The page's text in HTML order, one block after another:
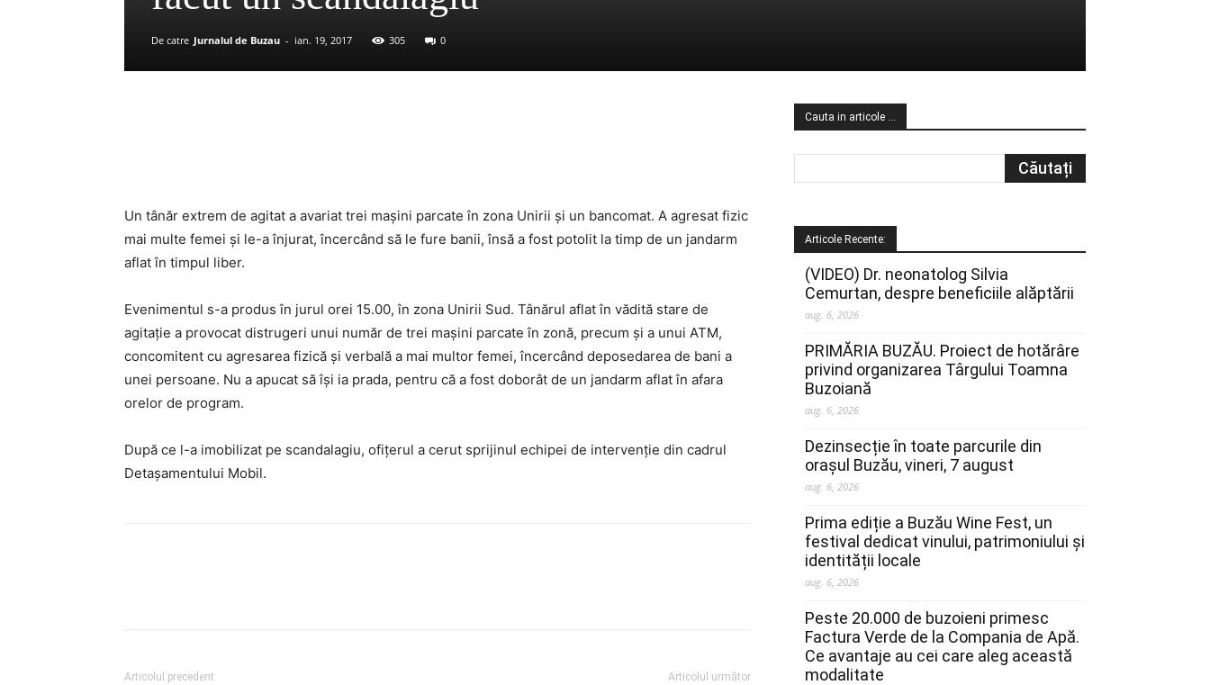
De catre Jurnalul de Buzau - ian. 19, 2017 305 0
Un tânăr extrem de agitat a avariat trei maşini parcate în zona Unirii și un bancomat. A agresat fizic
mai multe femei şi le-a înjurat, încercând să le fure banii, însă a fost potolit la timp de un jandarm
aflat în timpul liber.
Evenimentul s-a produs în jurul orei 15.00, în zona Unirii Sud. Tânărul aflat în vădită stare de
agitaţie a provocat distrugeri unui număr de trei maşini parcate în zonă, precum şi a unui ATM,
concomitent cu agresarea fizică şi verbală a mai multor femei, încercând deposedarea de bani a
unei persoane. Nu a apucat să își ia prada, pentru că a fost doborât de un jandarm aflat în afara
orelor de program.
După ce l-a imobilizat pe scandalagiu, ofiţerul a cerut sprijinul echipei de intervenţie din cadrul
Detaşamentului Mobil.
Articolul precedent Articolul următor
Cauta in articole …
Articole Recente:
(VIDEO) Dr. neonatolog Silvia
Cemurtan, despre beneficiile alăptării
aug. 6, 2026
PRIMĂRIA BUZĂU. Proiect de hotărâre
privind organizarea Târgului Toamna
Buzoiană
aug. 6, 2026
Dezinsecție în toate parcurile din
orașul Buzău, vineri, 7 august
aug. 6, 2026
Prima ediție a Buzău Wine Fest, un
festival dedicat vinului, patrimoniului și
identității locale
aug. 6, 2026
Peste 20.000 de buzoieni primesc
Factura Verde de la Compania de Apă.
Ce avantaje au cei care aleg această
modalitate